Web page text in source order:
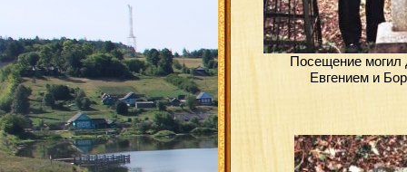
Посещение могил
Евгением и